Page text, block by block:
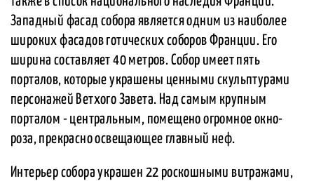
Западный фасад собора является одним из наиболее
широких фасадов готических соборов Франции. Его
ширина составляет 40 метров. Собор имеет пять
порталов, которые украшены ценными скульптурами
персонажей Ветхого Завета. Над самым крупным
порталом - центральным, помещено огромное окно-
роза, прекрасно освещающее главный неф.
Интерьер собора украшен 22 роскошными витражами,